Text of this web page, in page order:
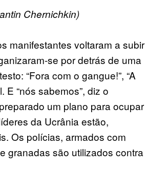
Chernichkin)
manifestantes voltaram a subir
se por detrás de uma
“Fora com o gangue!”, “A
“nós sabemos”, diz o
um plano para ocupar
da Ucrânia estão,
Os polícias, armados com
granadas são utilizados contra